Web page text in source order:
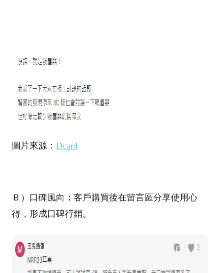
圖片來源： Dcard
Ｂ）口碑風向：客戶購買後在留言區分享使用心
得，形成口碑行銷。